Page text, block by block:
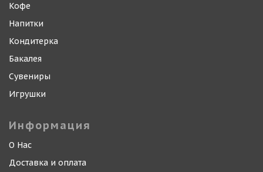
Кофе
Напитки
Кондитерка
Бакалея
Сувениры
Игрушки
Информация
О Нас
Доставка и оплата